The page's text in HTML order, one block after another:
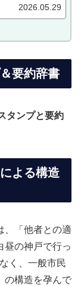
権益など、時計が60
2026.05.29
要約辞書
タンプと要約
よる構造
、「他者との適
昼の神戸で行っ
く、一般市民
の構造を孕んで